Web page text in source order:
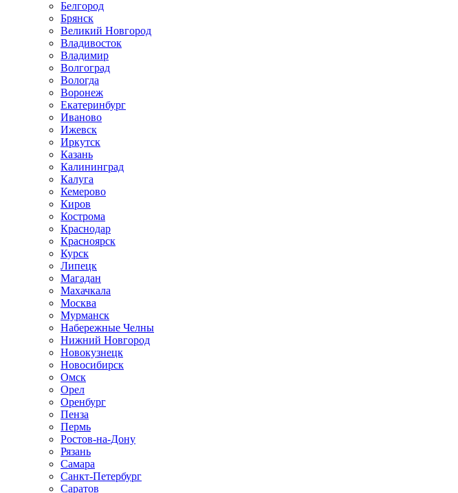
Белгород
Брянск
Великий Новгород
Владивосток
Владимир
Волгоград
Вологда
Воронеж
Екатеринбург
Иваново
Ижевск
Иркутск
Казань
Калининград
Калуга
Кемерово
Киров
Кострома
Краснодар
Красноярск
Курск
Липецк
Магадан
Махачкала
Москва
Мурманск
Набережные Челны
Нижний Новгород
Новокузнецк
Новосибирск
Омск
Орел
Оренбург
Пенза
Пермь
Ростов-на-Дону
Рязань
Самара
Санкт-Петербург
Саратов